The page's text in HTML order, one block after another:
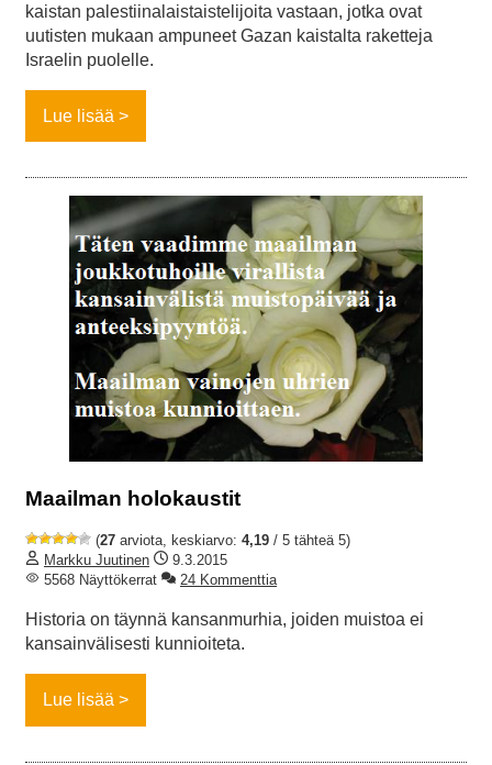
kaistan palestiinalaistaistelijoita vastaan, jotka ovat
uutisten mukaan ampuneet Gazan kaistalta raketteja
Israelin puolelle.
Lue lisää
Maailman holokaustit
(27 arviota, keskiarvo: 4,19 / 5 tähteä 5)
Markku Juutinen
9.3.2015
5568 Näyttökerrat
24 Kommenttia
Historia on täynnä kansanmurhia, joiden muistoa ei
kansainvälisesti kunnioiteta.
Lue lisää